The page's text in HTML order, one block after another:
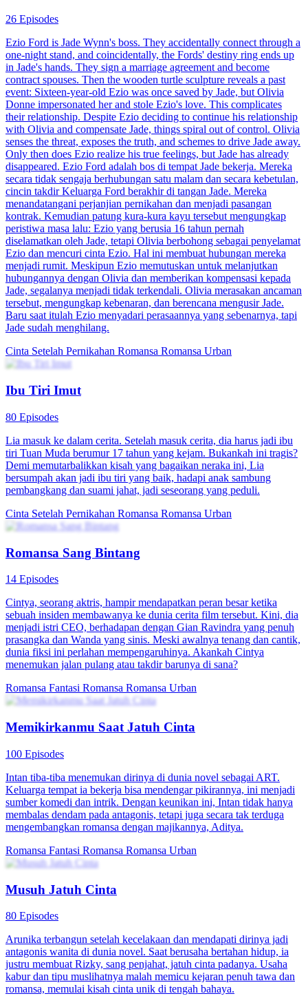
26 Episodes
Ezio Ford is Jade Wynn's boss. They accidentally connect through a
one-night stand, and coincidentally, the Fords' destiny ring ends up
in Jade's hands. They sign a marriage agreement and become
contract spouses. Then the wooden turtle sculpture reveals a past
event: Sixteen-year-old Ezio was once saved by Jade, but Olivia
Donne impersonated her and stole Ezio's love. This complicates
their relationship. Despite Ezio deciding to continue his relationship
with Olivia and compensate Jade, things spiral out of control. Olivia
senses the threat, exposes the truth, and schemes to drive Jade away.
Only then does Ezio realize his true feelings, but Jade has already
disappeared. Ezio Ford adalah bos di tempat Jade bekerja. Mereka
secara tidak sengaja berhubungan satu malam dan secara kebetulan,
cincin takdir Keluarga Ford berakhir di tangan Jade. Mereka
menandatangani perjanjian pernikahan dan menjadi pasangan
kontrak. Kemudian patung kura-kura kayu tersebut mengungkap
peristiwa masa lalu: Ezio yang berusia 16 tahun pernah
diselamatkan oleh Jade, tetapi Olivia berbohong sebagai penyelamat
Ezio dan mencuri cinta Ezio. Hal ini membuat hubungan mereka
menjadi rumit. Meskipun Ezio memutuskan untuk melanjutkan
hubungannya dengan Olivia dan memberikan kompensasi kepada
Jade, segalanya menjadi tidak terkendali. Olivia merasakan ancaman
tersebut, mengungkap kebenaran, dan berencana mengusir Jade.
Baru saat itulah Ezio menyadari perasaannya yang sebenarnya, tapi
Jade sudah menghilang.
Cinta Setelah Pernikahan Romansa Romansa Urban
Ibu Tiri Imut
80 Episodes
Lia masuk ke dalam cerita. Setelah masuk cerita, dia harus jadi ibu
tiri Tuan Muda berumur 17 tahun yang kejam. Bukankah ini tragis?
Demi memutarbalikkan kisah yang bagaikan neraka ini, Lia
bersumpah akan jadi ibu tiri yang baik, hadapi anak sambung
pembangkang dan suami jahat, jadi seseorang yang peduli.
Cinta Setelah Pernikahan Romansa Romansa Urban
Romansa Sang Bintang
14 Episodes
Cintya, seorang aktris, hampir mendapatkan peran besar ketika
sebuah insiden membawanya ke dunia cerita film tersebut. Kini, dia
menjadi istri CEO, berhadapan dengan Gian Ravindra yang penuh
prasangka dan Wanda yang sinis. Meski awalnya tenang dan cantik,
dunia fiksi ini perlahan mempengaruhinya. Akankah Cintya
menemukan jalan pulang atau takdir barunya di sana?
Romansa Fantasi Romansa Romansa Urban
Memikirkanmu Saat Jatuh Cinta
100 Episodes
Intan tiba-tiba menemukan dirinya di dunia novel sebagai ART.
Keluarga tempat ia bekerja bisa mendengar pikirannya, ini menjadi
sumber komedi dan intrik. Dengan keunikan ini, Intan tidak hanya
membalas dendam pada antagonis, tetapi juga secara tak terduga
mengembangkan romansa dengan majikannya, Aditya.
Romansa Fantasi Romansa Romansa Urban
Musuh Jatuh Cinta
80 Episodes
Arunika terbangun setelah kecelakaan dan mendapati dirinya jadi
antagonis wanita di dunia novel. Saat berusaha bertahan hidup, ia
justru membuat Rizky, sang penjahat, jatuh cinta padanya. Usaha
kabur dan tipu muslihatnya malah memicu kejaran penuh tawa dan
romansa, memulai kisah cinta unik di tengah bahaya.